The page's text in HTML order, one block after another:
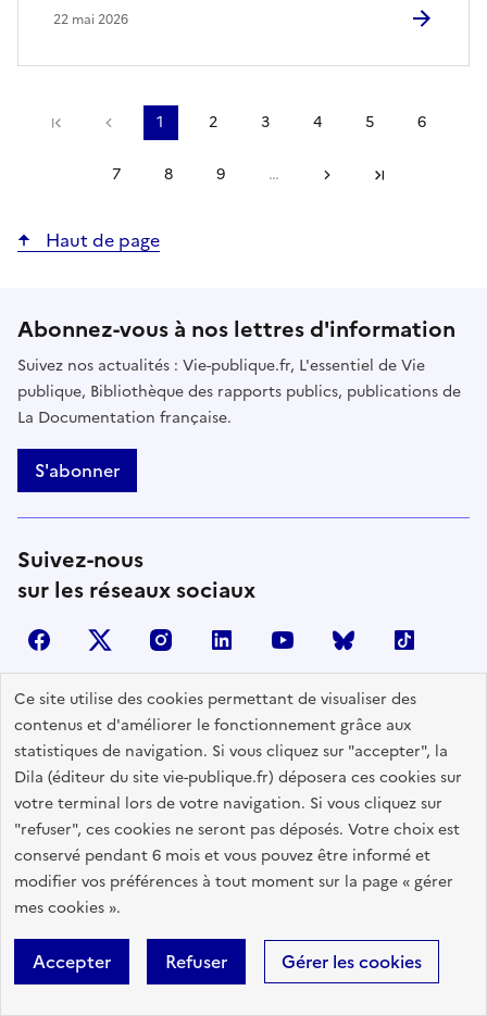
Ce site utilise des cookies permettant de visualiser des
contenus et d'améliorer le fonctionnement grâce aux
statistiques de navigation. Si vous cliquez sur "accepter", la
Dila (éditeur du site vie-publique.fr) déposera ces cookies sur
votre terminal lors de votre navigation. Si vous cliquez sur
"refuser", ces cookies ne seront pas déposés. Votre choix est
conservé pendant 6 mois et vous pouvez être informé et
modifier vos préférences à tout moment sur la page « gérer
mes cookies ».
Accepter Refuser Gérer les cookies
22 mai 2026
Première pagePrécédent
Page
1 Page
2 Page
3 Page
4 Page
5 Page
6
Page
7 Page
8 Page
9 … SuivantDernière page
Haut de page
Abonnez-vous à nos lettres d'information
Suivez nos actualités : Vie-publique.fr, L'essentiel de Vie
publique, Bibliothèque des rapports publics, publications de
La Documentation française.
S'abonner
Suivez-nous
sur les réseaux sociaux
facebook X (anciennement Twitter)
instagramlinkedin youtube Bluesky
Contactez-nous
Lettres d'information
Espace Presse
Utiliser nos contenus
Flux RSS
Travailler avec Vie publique
Glossaire